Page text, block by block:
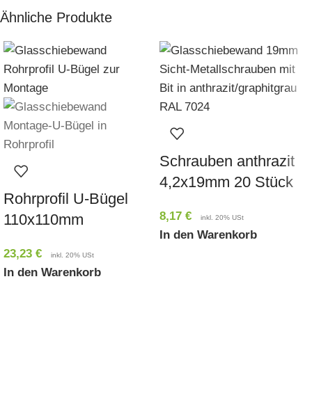
Ähnliche Produkte
Rohrprofil U-Bügel
110x110mm
23,23 € inkl. 20% USt
In den Warenkorb
Schrauben anthrazit
4,2x19mm 20 Stück
8,17 € inkl. 20% USt
In den Warenkorb